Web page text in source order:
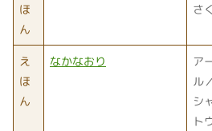
ほ
ん
さ
え
ほ
ん
なかなおり
ア
ル
シ
ト